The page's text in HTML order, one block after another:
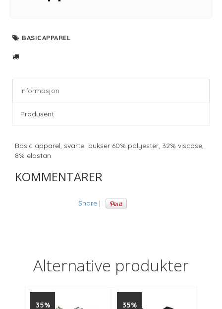
BASICAPPAREL
Informasjon
Produsent
Basic apparel, svarte bukser 60% polyester, 32% viscose,
8% elastan
KOMMENTARER
Share |
Alternative produkter
35% 35%